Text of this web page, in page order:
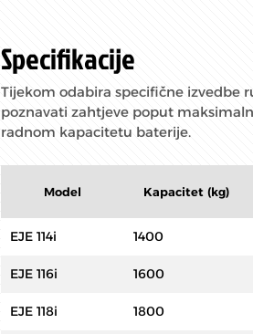
Specifikacije
Tijekom odabira specifične izvedbe
poznavati zahtjeve poput
radnom kapacitetu baterije.
Model Kapacitet (kg)
EJE 114i 1400
EJE 116i 1600
EJE 118i 1800